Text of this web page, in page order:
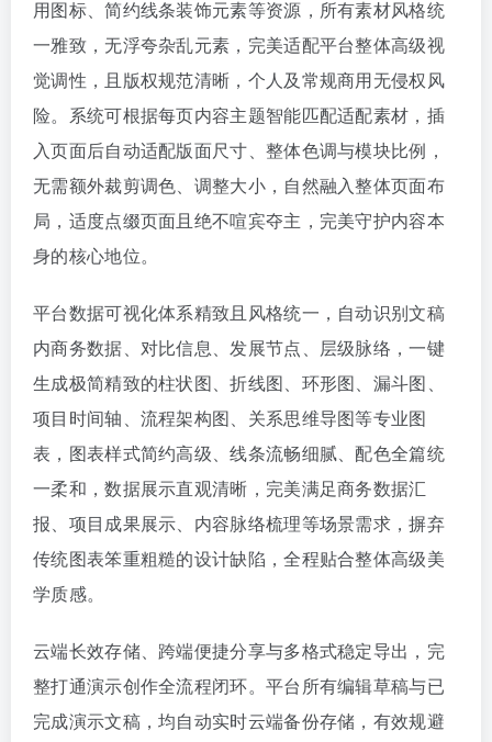
用图标、简约线条装饰元素等资源，所有素材风格统
一雅致，无浮夸杂乱元素，完美适配平台整体高级视
觉调性，且版权规范清晰，个人及常规商用无侵权风
险。系统可根据每页内容主题智能匹配适配素材，插
入页面后自动适配版面尺寸、整体色调与模块比例，
无需额外裁剪调色、调整大小，自然融入整体页面布
局，适度点缀页面且绝不喧宾夺主，完美守护内容本
身的核心地位。
平台数据可视化体系精致且风格统一，自动识别文稿
内商务数据、对比信息、发展节点、层级脉络，一键
生成极简精致的柱状图、折线图、环形图、漏斗图、
项目时间轴、流程架构图、关系思维导图等专业图
表，图表样式简约高级、线条流畅细腻、配色全篇统
一柔和，数据展示直观清晰，完美满足商务数据汇
报、项目成果展示、内容脉络梳理等场景需求，摒弃
传统图表笨重粗糙的设计缺陷，全程贴合整体高级美
学质感。
云端长效存储、跨端便捷分享与多格式稳定导出，完
整打通演示创作全流程闭环。平台所有编辑草稿与已
完成演示文稿，均自动实时云端备份存储，有效规避